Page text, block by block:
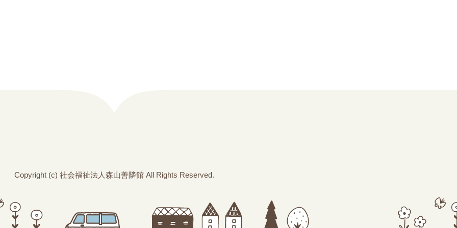
Copyright (c) 社会福祉法人森山善隣館 All Rights Reserved.